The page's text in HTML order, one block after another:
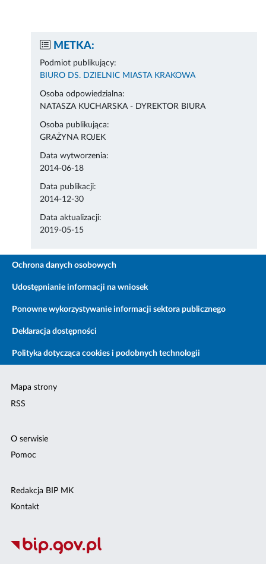
METKA:
Podmiot publikujący:
BIURO DS. DZIELNIC MIASTA KRAKOWA
Osoba odpowiedzialna:
NATASZA KUCHARSKA - DYREKTOR BIURA
Osoba publikująca:
GRAŻYNA ROJEK
Data wytworzenia:
2014-06-18
Data publikacji:
2014-12-30
Data aktualizacji:
2019-05-15
Ochrona danych osobowych
Udostępnianie informacji na wniosek
Ponowne wykorzystywanie informacji sektora publicznego
Deklaracja dostępności
Polityka dotycząca cookies i podobnych technologii
Mapa strony
RSS
O serwisie
Pomoc
Redakcja BIP MK
Kontakt